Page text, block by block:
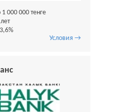
000 000 тенге
Условия →